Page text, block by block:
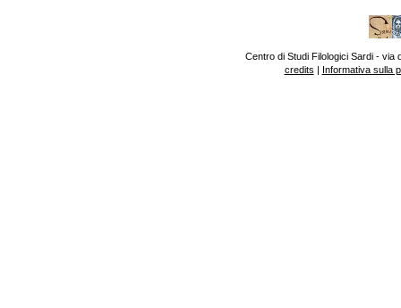
Centro di Studi Filologici Sardi - via
credits | Informativa sulla